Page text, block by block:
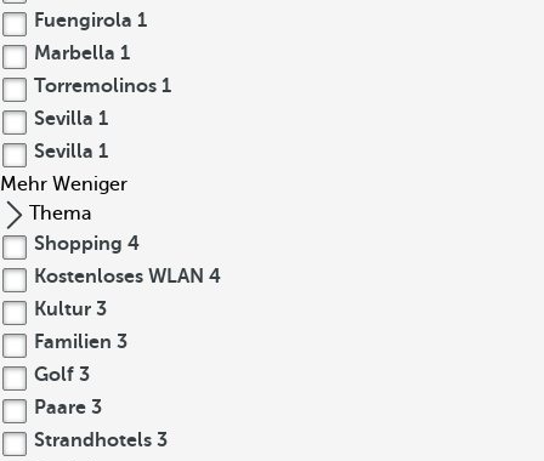
Fuengirola 1
Marbella 1
Torremolinos 1
Sevilla 1
Sevilla 1
Mehr Weniger
Thema
Shopping 4
Kostenloses WLAN 4
Kultur 3
Familien 3
Golf 3
Paare 3
Strandhotels 3